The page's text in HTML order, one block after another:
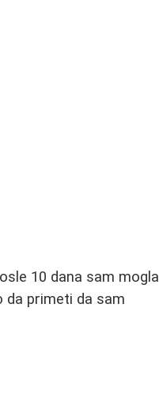
10 dana sam mogla
da primeti da sam